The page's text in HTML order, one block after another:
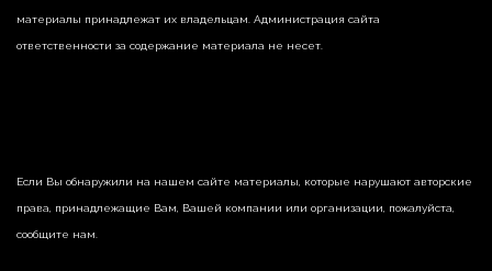
материалы принадлежат их владельцам. Администрация сайта
ответственности за содержание материала не несет.
Если Вы обнаружили на нашем сайте материалы, которые нарушают авторские
права, принадлежащие Вам, Вашей компании или организации, пожалуйста,
сообщите нам.